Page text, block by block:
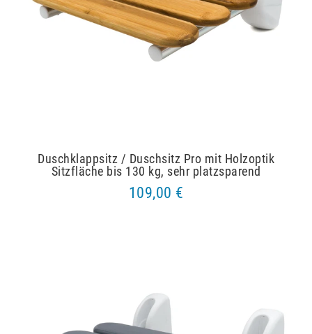
Duschklappsitz / Duschsitz Pro mit Holzoptik
Sitzfläche bis 130 kg, sehr platzsparend
109,00 €